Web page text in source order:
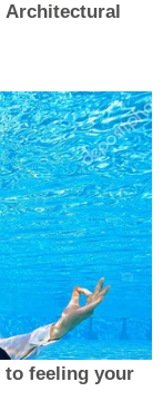
Architectural
feeling your